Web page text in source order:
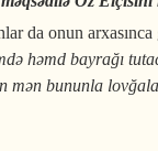
da onun
həmd bayrağı
mən bununla